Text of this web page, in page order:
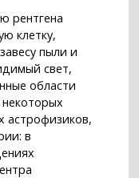
рентгена
клетку,
пыли и
свет,
области
некоторых
астрофизиков,
в